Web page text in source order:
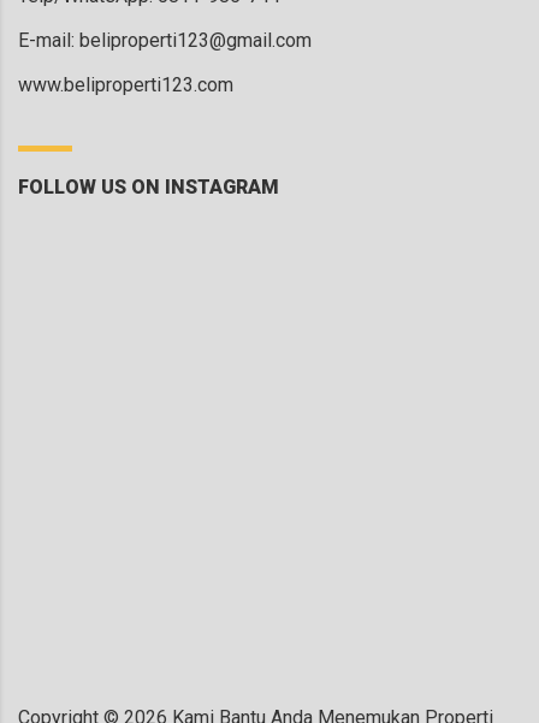
E-mail: beliproperti123@gmail.com
www.beliproperti123.com
FOLLOW US ON INSTAGRAM
Copyright © 2026 Kami Bantu Anda Menemukan Properti